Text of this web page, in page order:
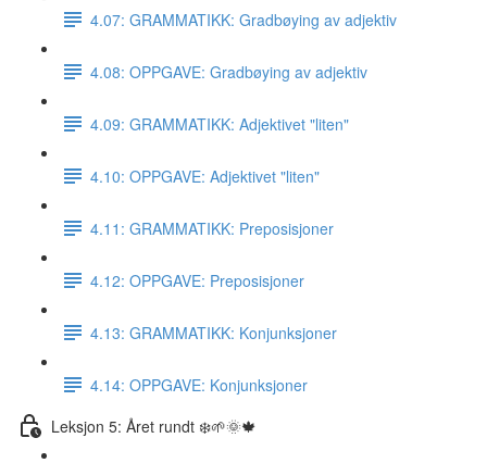
4.07: GRAMMATIKK: Gradbøying av adjektiv
4.08: OPPGAVE: Gradbøying av adjektiv
4.09: GRAMMATIKK: Adjektivet "liten"
4.10: OPPGAVE: Adjektivet "liten"
4.11: GRAMMATIKK: Preposisjoner
4.12: OPPGAVE: Preposisjoner
4.13: GRAMMATIKK: Konjunksjoner
4.14: OPPGAVE: Konjunksjoner
Leksjon 5: Året rundt ❄️🌱🌞🍁